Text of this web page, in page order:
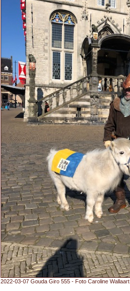
2022-03-07 Gouda Giro 555 - Foto Caroline Wallaart